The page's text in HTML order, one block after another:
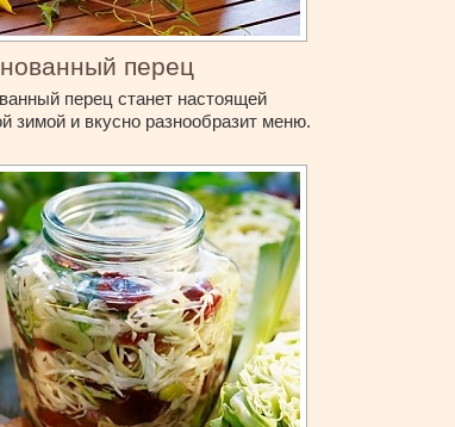
перец
перец станет настоящей
зимой и вкусно разнообразит меню.